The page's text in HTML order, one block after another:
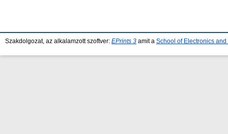
Szakdolgozat, az alkalamzott szoftver: EPrints 3 amit a School of Electronics